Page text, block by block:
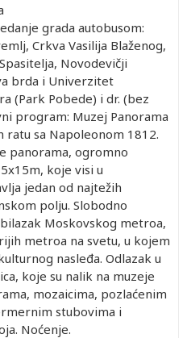
grada autobusom:
Crkva Vasilija Blaženog,
Novodevičji
brda i Univerzitet
(Park Pobede) i dr. (bez
program: Muzej Panorama
sa Napoleonom 1812.
panorama, ogromno
koje visi u
jedan od najtežih
polju. Slobodno
Moskovskog metroa,
metroa na svetu, u kojem
nasleđa. Odlazak u
koje su nalik na muzeje
mozaicima, pozlaćenim
stubovima i
Noćenje.